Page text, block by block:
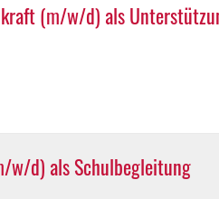
(m/w/d) als
w/d) als Schulbegleitung